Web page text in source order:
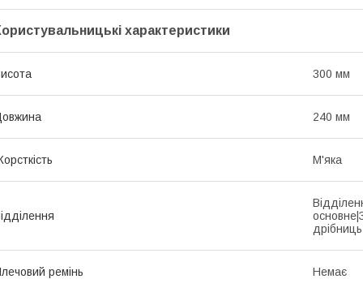
характеристики
300 мм
240 мм
М'яка
дрібниць
ремінь Немає